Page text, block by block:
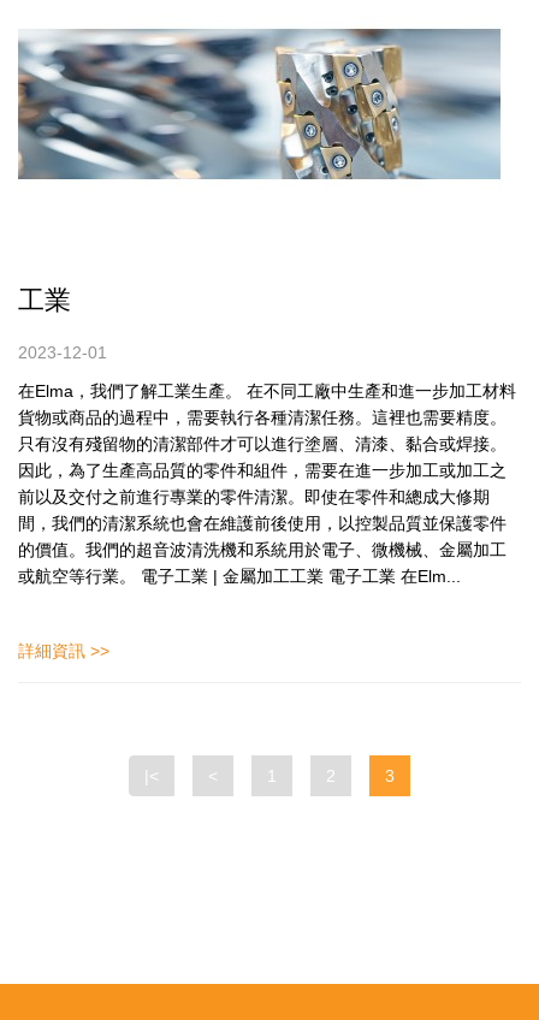
工業
2023-12-01
在Elma，我們了解工業生產。 在不同工廠中生產和進一步加工材料
貨物或商品的過程中，需要執行各種清潔任務。這裡也需要精度。
只有沒有殘留物的清潔部件才可以進行塗層、清漆、黏合或焊接。
因此，為了生產高品質的零件和組件，需要在進一步加工或加工之
前以及交付之前進行專業的零件清潔。即使在零件和總成大修期
間，我們的清潔系統也會在維護前後使用，以控製品質並保護零件
的價值。我們的超音波清洗機和系統用於電子、微機械、金屬加工
或航空等行業。 電子工業 | 金屬加工工業 電子工業 在Elm...
詳細資訊 >>
|< < 1 2 3